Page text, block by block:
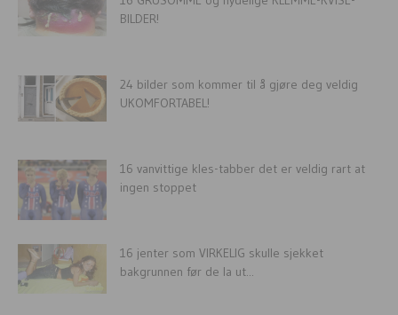
BILDER!
24 bilder som kommer til å gjøre deg veldig
UKOMFORTABEL!
16 vanvittige kles-tabber det er veldig rart at
ingen stoppet
16 jenter som VIRKELIG skulle sjekket
bakgrunnen før de la ut...